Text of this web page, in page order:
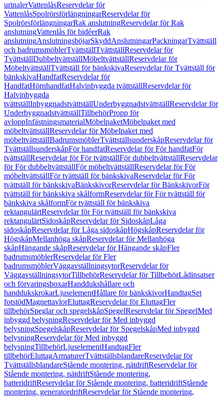
urinalerVattenlåsReservdelar för
VattenlåsSpolrörsförlängningarReservdelar för
SpolrörsförlängningarRak anslutningReservdelar för Rak
anslutningVattenlås för bidéerRak
anslutningAnslutningsböjarSkyddAnslutningarPackningarTvättställ
och badrumsmöblerTvättställTvättställReservdelar för
TvättställDubbeltvättställMöbeltvättställReservdelar för
MöbeltvättställTvättställ för bänkskivaReservdelar för Tvättställ för
bänkskivaHandfatReservdelar för
HandfatHörnhandfatHalvinbyggda tvättställReservdelar för
Halvinbyggda
tvättställInbyggnadstvättställUnderbyggnadstvättställReservdelar för
UnderbyggnadstvättställTillbehörPropp för
avloppInfästningsmaterialMöbelpaketMöbelpaket med
möbeltvättställReservdelar för Möbelpaket med
möbeltvättställBadrumsmöblerTvättställsunderskåpReservdelar för
TvättställsunderskåpFör handfatReservdelar för För handfatFör
tvättställReservdelar för För tvättställFör dubbeltvättställReservdelar
för För dubbeltvättställFör möbeltvättställReservdelar för För
möbeltvättställFör tvättställ för bänkskivaReservdelar för För
tvättställ för bänkskivaBänkskivorReservdelar för BänkskivorFör
tvättställ för bänkskiva skålformReservdelar för För tvättställ för
bänkskiva skålformFör tvättställ för bänkskiva
rektangulärtReservdelar för För tvättställ för bänkskiva
rektangulärtSidoskåpReservdelar för SidoskåpLåga
sidoskåpReservdelar för Låga sidoskåpHögskåpReservdelar för
HögskåpMellanhöga skåpReservdelar för Mellanhöga
skåpHängande skåpReservdelar för Hängande skåpFler
badrumsmöblerReservdelar för Fler
badrumsmöblerVäggavställningsytorReservdelar för
VäggavställningsytorTillbehörReservdelar för TillbehörLådinsatser
och förvaringsboxarHanddukshållare och
handdukskrokarLjuselementHållare för bänkskivorHandtagSet
fotstödMagnettavlorEluttagReservdelar för EluttagFler
tillbehörSpeglar och spegelskåpSpegelReservdelar för SpegelMed
inbyggd belysningReservdelar för Med inbyggd
belysningSpegelskåpReservdelar för SpegelskåpMed inbyggd
belysningReservdelar för Med inbyggd
belysningTillbehörLjuselementHandtagFler
tillbehörEluttagArmaturerTvättställsblandareReservdelar för
TvättställsblandareStående montering, nätdriftReservdelar för
Stående montering, nätdriftStående montering,
batteridriftReservdelar för Stående montering, batteridriftStående
montering, generatordriftReservdelar för Stående montering,